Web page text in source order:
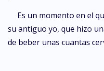
Es un momento en el
su antiguo yo, que hizo
de beber unas cuantas